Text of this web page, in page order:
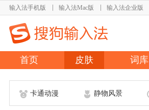
输入法手机版 输入法Mac版 输入法企业版
首页 皮肤 词库
卡通动漫 静物风景